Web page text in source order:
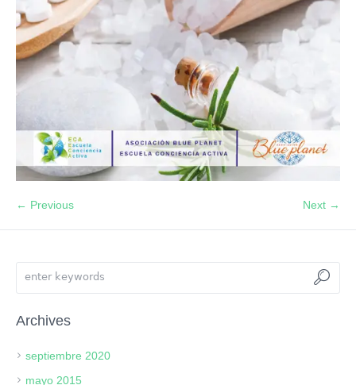
← Previous Next →
Archives
septiembre 2020
mayo 2015